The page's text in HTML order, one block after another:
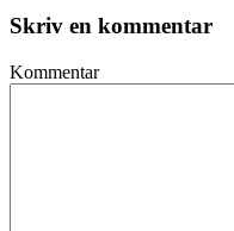
Skriv en kommentar
Kommentar